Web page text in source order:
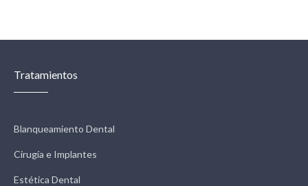
Tratamientos
Blanqueamiento Dental
Cirugía e Implantes
Estética Dental